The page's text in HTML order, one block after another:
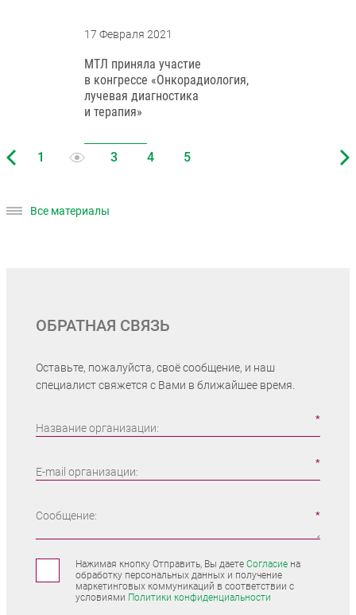
17 Февраля 2021
МТЛ приняла участие
в конгрессе «Онкорадиология,
лучевая диагностика
и терапия»
Все материалы
ОБРАТНАЯ СВЯЗЬ
Оставьте, пожалуйста, своё сообщение, и наш
специалист свяжется с Вами в ближайшее время.
Название организации:
E-mail организации:
Сообщение:
Нажимая кнопку Отправить, Вы даете Согласиена
обработку персональных данных и получение
маркетинговых коммуникаций в соответствии с
условиями Политики конфиденциальности